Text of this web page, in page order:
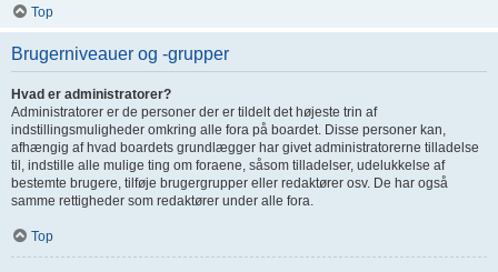
Top
Brugerniveauer og -grupper
Hvad er administratorer?
Administratorer er de personer der er tildelt det højeste trin af
indstillingsmuligheder omkring alle fora på boardet. Disse personer kan,
afhængig af hvad boardets grundlægger har givet administratorerne tilladelse
til, indstille alle mulige ting om foraene, såsom tilladelser, udelukkelse af
bestemte brugere, tilføje brugergrupper eller redaktører osv. De har også
samme rettigheder som redaktører under alle fora.
Top